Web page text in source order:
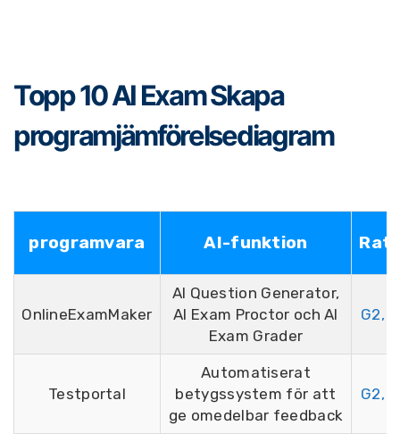
Topp 10 AI Exam Skapa
programjämförelsediagram
programvara AI-funktion
OnlineExamMaker
AI Question Generator,
AI Exam Proctor och AI
Exam Grader
G2,
Testportal
Automatiserat
betygssystem för att
ge omedelbar feedback
G2,